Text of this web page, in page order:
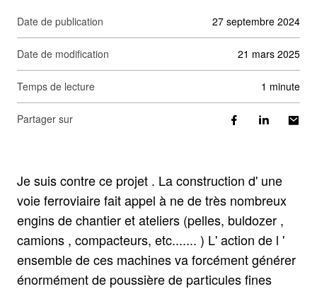
Date de publication 27 septembre 2024
Date de modification 21 mars 2025
Temps de lecture 1 minute
Partager sur
Je suis contre ce projet . La construction d' une
voie ferroviaire fait appel à ne de très nombreux
engins de chantier et ateliers (pelles, buldozer ,
camions , compacteurs, etc....... ) L' action de l '
ensemble de ces machines va forcément générer
énormément de poussière de particules fines